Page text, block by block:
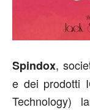
Spindox,
e dei prodotti
Technology)